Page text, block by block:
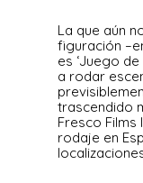
La que aún
figuración
es ‘Juego
a rodar
trascendido
Fresco
rodaje en